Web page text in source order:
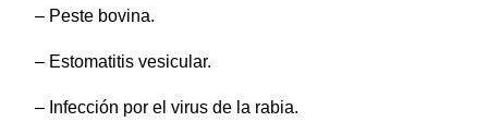
– Peste bovina.
– Estomatitis vesicular.
– Infección por el virus de la rabia.